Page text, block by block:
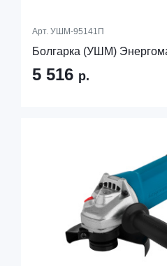
Арт. УШМ-95141П
Болгарка (УШМ)
5 516 р.